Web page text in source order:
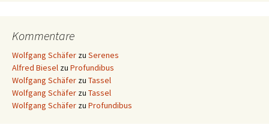
Kommentare
Wolfgang Schäfer zu Serenes
Alfred Biesel zu Profundibus
Wolfgang Schäfer zu Tassel
Wolfgang Schäfer zu Tassel
Wolfgang Schäfer zu Profundibus